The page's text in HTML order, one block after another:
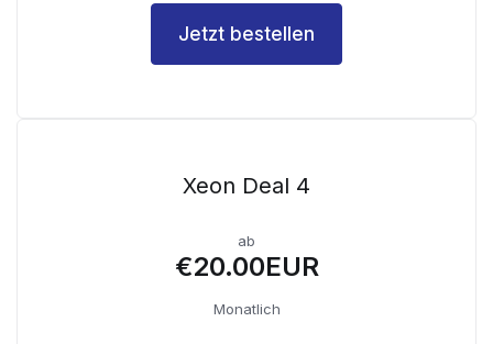
Jetzt bestellen
Xeon Deal 4
ab
€20.00EUR
Monatlich